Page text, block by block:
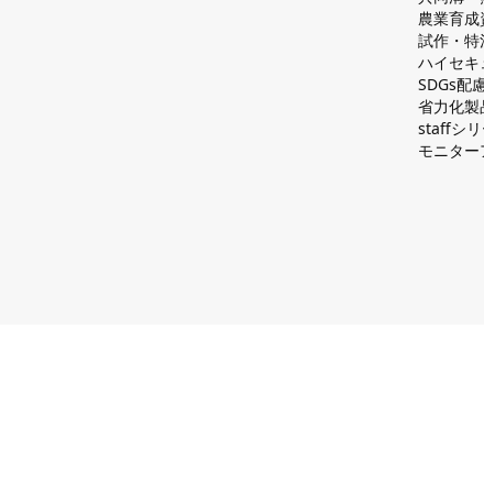
農業育
試作・特
ハイセキ
SDGs配
省力化製
staffシリ
モニター